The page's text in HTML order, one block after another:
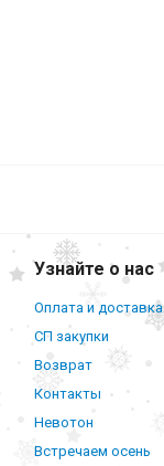
Узнайте о нас
Оплата и доставка
СП закупки
Возврат
Контакты
Невотон
Встречаем осень